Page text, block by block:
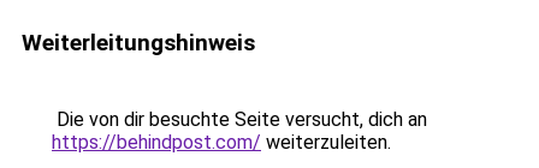
Weiterleitungshinweis
Die von dir besuchte Seite versucht, dich an
https://behindpost.com/ weiterzuleiten.